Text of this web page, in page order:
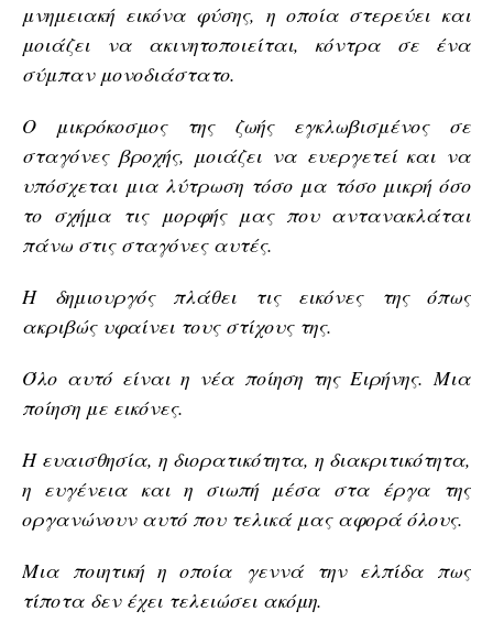
μνημειακή εικόνα φύσης, η οποία στερεύει και
μοιάζει να ακινητοποιείται, κόντρα σε ένα
σύμπαν μονοδιάστατο.
Ο μικρόκοσμος της ζωής εγκλωβισμένος σε
σταγόνες βροχής, μοιάζει να ευεργετεί και να
υπόσχεται μια λύτρωση τόσο μα τόσο μικρή όσο
το σχήμα τις μορφής μας που αντανακλάται
πάνω στις σταγόνες αυτές.
Η δημιουργός πλάθει τις εικόνες της όπως
ακριβώς υφαίνει τους στίχους της.
Όλο αυτό είναι η νέα ποίηση της Ειρήνης. Μια
ποίηση με εικόνες.
Η ευαισθησία, η διορατικότητα, η διακριτικότητα,
η ευγένεια και η σιωπή μέσα στα έργα της
οργανώνουν αυτό που τελικά μας αφορά όλους.
Μια ποιητική η οποία γεννά την ελπίδα πως
τίποτα δεν έχει τελειώσει ακόμη.